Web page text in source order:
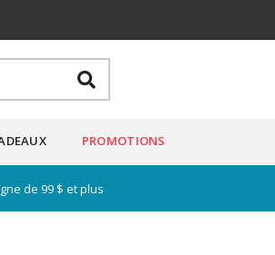
PROMOTIONS
de 99 $ et plus